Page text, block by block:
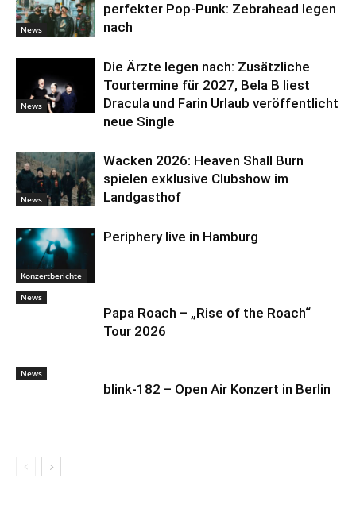
News
perfekter Pop-Punk: Zebrahead legen
nach
News
Die Ärzte legen nach: Zusätzliche
Tourtermine für 2027, Bela B liest
Dracula und Farin Urlaub veröffentlicht
neue Single
News
Wacken 2026: Heaven Shall Burn
spielen exklusive Clubshow im
Landgasthof
Konzertberichte
Periphery live in Hamburg
News
Papa Roach – „Rise of the Roach“
Tour 2026
News
blink-182 – Open Air Konzert in Berlin